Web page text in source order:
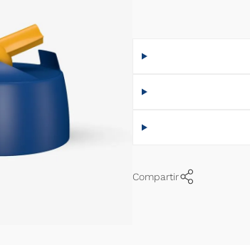
Compartir